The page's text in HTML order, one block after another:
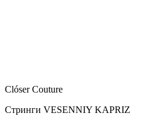
Clóser Couture
Стринги VESENNIY KAPRIZ